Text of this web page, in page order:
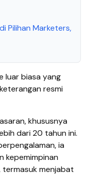
Pilihan Marketers,
luar biasa yang
resmi
khususnya
dari 20 tahun ini.
ia
kepemimpinan
termasuk menjabat